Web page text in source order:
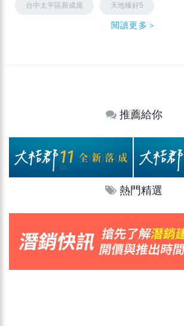
台中太平區新成屋 天地臻好5
閱讀更多＞
推薦給你
熱門精選